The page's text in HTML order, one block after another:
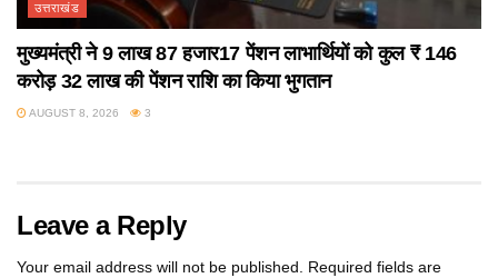
उत्तराखंड
मुख्यमंत्री ने 9 लाख 87 हजार17 पेंशन लाभार्थियों को कुल ₹ 146
करोड़ 32 लाख की पेंशन राशि का किया भुगतान
AUGUST 8, 2026 3
Leave a Reply
Your email address will not be published. Required fields are